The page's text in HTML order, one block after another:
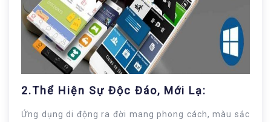
2.Thể Hiện Sự Độc Đáo, Mới Lạ:
Ứng dụng di động ra đời mang phong cách, màu sắc